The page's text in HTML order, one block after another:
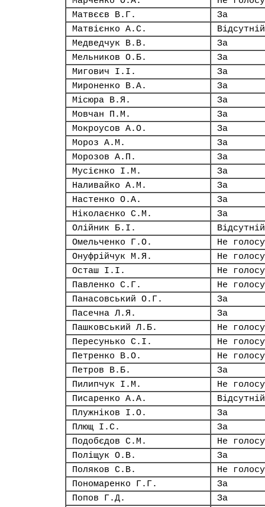
Матвєєв В.Г.
За
Матвієнко А.С.
Відсутній
Медведчук В.В.
За
Мельников О.Б.
За
Мигович І.І.
За
Мироненко В.А.
За
Місюра В.Я.
За
Мовчан П.М.
За
Мокроусов А.О.
За
Мороз А.М.
За
Морозов А.П.
За
Мусієнко І.М.
За
Наливайко А.М.
За
Настенко О.А.
За
Ніколаєнко С.М.
За
Олійник Б.І.
Відсутній
Омельченко Г.О.
Не
Онуфрійчук М.Я.
Не
Осташ І.І.
Не
Павленко С.Г.
Не
Панасовський О.Г.
За
Пасечна Л.Я.
За
Пашковський Л.Б.
Не
Пересунько С.І.
Не
Петренко В.О.
Не
Петров В.Б.
За
Пилипчук І.М.
Не
Писаренко А.А.
Відсутній
Плужніков І.О.
За
Плющ І.С.
За
Подобєдов С.М.
Не
Поліщук О.В.
За
Поляков С.В.
Не
Пономаренко Г.Г.
За
Попов Г.Д.
За